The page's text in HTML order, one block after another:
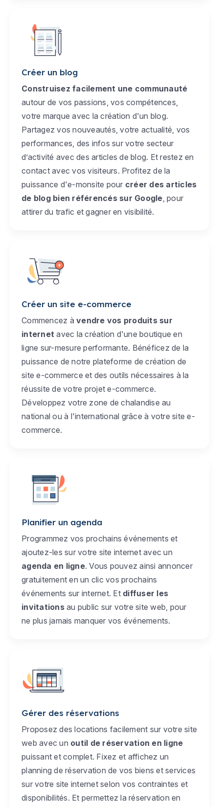
Créer un blog
Construisez facilement une communauté
autour de vos passions, vos compétences,
votre marque avec la création d'un blog.
Partagez vos nouveautés, votre actualité, vos
performances, des infos sur votre secteur
d’activité avec des articles de blog. Et restez en
contact avec vos visiteurs. Profitez de la
puissance d'e-monsite pour créer des articles
de blog bien référencés sur Google , pour
attirer du trafic et gagner en visibilité.
Créer un site e-commerce
Commencez à vendre vos produits sur
internet avec la création d'une boutique en
ligne sur-mesure performante. Bénéficez de la
puissance de notre plateforme de création de
site e-commerce et des outils nécessaires à la
réussite de votre projet e-commerce.
Développez votre zone de chalandise au
national ou à l'international grâce à votre site e-
commerce.
Planifier un agenda
Programmez vos prochains événements et
ajoutez-les sur votre site internet avec un
agenda en ligne. Vous pouvez ainsi annoncer
gratuitement en un clic vos prochains
événements sur internet. Et diffuser les
invitationsau public sur votre site web, pour
ne plus jamais manquer vos événements.
Gérer des réservations
Proposez des locations facilement sur votre site
web avec un outil de réservation en ligne
puissant et complet. Fixez et affichez un
planning de réservation de vos biens et services
sur votre site internet selon vos contraintes et
disponibilités. Et permettez la réservation en